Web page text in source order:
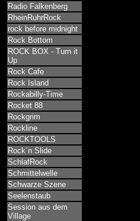
Radio Falkenberg
RheinRuhrRock
rock before midnight
Rock Bottom
ROCK BOX - Turn it
Up
Rock Cafe
Rock Island
Rockabilly-Time
Rocket 88
Rockgrim
Rockline
ROCKTOOLS
Rock´n Slide
SchlafRock
Schmittelwelle
Schwarze Szene
Seelenstaub
Session aus dem
Village